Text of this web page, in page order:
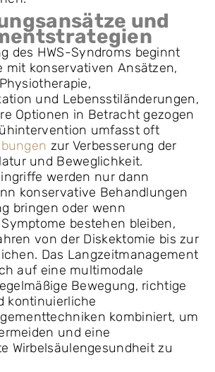
und
des HWS-Syndroms beginnt
mit konservativen Ansätzen,
und Lebensstiländerungen,
Optionen in Betracht gezogen
umfasst oft
zur Verbesserung der
und Beweglichkeit.
werden nur dann
konservative Behandlungen
bringen oder wenn
bestehen bleiben,
von der Diskektomie bis zur
Das Langzeitmanagement
auf eine multimodale
Bewegung, richtige
kontinuierliche
kombiniert, um
und eine
Wirbelsäulengesundheit zu